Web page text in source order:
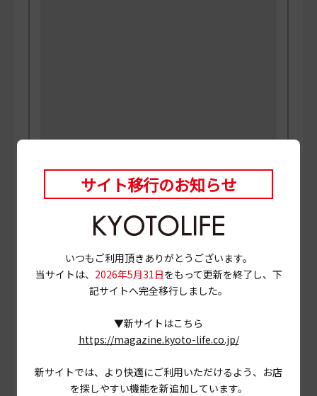
三村博史 MANABU
時点のものです。
事前に確認の上ご利用ください。
# 自家製生パスタ # イタリア料理 # パスタ
サイト移行のお知らせ
いつもご利用頂きありがとうございます。
当サイトは、 2026年5月31日をもって更新を終了し、下
記サイトへ完全移行しました。
▼新サイトはこちら
https://magazine.kyoto-life.co.jp/
新サイトでは、より快適にご利用いただけるよう、お店
を探しやすい機能を新追加しています。